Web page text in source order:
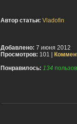
Автор статьи: Vladofin
Добавлено: 7 июня 2012
Просмотров: 101 |
Понравилось: 134